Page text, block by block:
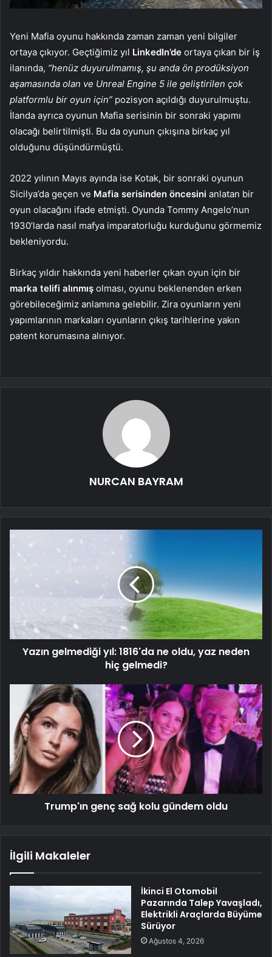
Yeni Mafia oyunu hakkında zaman zaman yeni bilgiler
ortaya çıkıyor. Geçtiğimiz yıl LinkedIn’de ortaya çıkan bir iş
ilanında, “henüz duyurulmamış, şu anda ön prodüksiyon
aşamasında olan ve Unreal Engine 5 ile geliştirilen çok
platformlu bir oyun için” pozisyon açıldığı duyurulmuştu.
İlanda ayrıca oyunun Mafia serisinin bir sonraki yapımı
olacağı belirtilmişti. Bu da oyunun çıkışına birkaç yıl
olduğunu düşündürmüştü.
2022 yılının Mayıs ayında ise Kotak, bir sonraki oyunun
Sicilya’da geçen ve Mafia serisinden öncesini anlatan bir
oyun olacağını ifade etmişti. Oyunda Tommy Angelo’nun
1930’larda nasıl mafya imparatorluğu kurduğunu görmemiz
bekleniyordu.
Birkaç yıldır hakkında yeni haberler çıkan oyun için bir
marka telifi alınmış olması, oyunu beklenenden erken
görebileceğimiz anlamına gelebilir. Zira oyunların yeni
yapımlarının markaları oyunların çıkış tarihlerine yakın
patent korumasına alınıyor.
NURCAN BAYRAM
Yazın gelmediği yıl: 1816'da ne oldu, yaz neden
hiç gelmedi?
Trump'ın genç sağ kolu gündem oldu
İlgili Makaleler
İkinci El Otomobil
Pazarında Talep Yavaşladı,
Elektrikli Araçlarda Büyüme
Sürüyor
Ağustos 4, 2026